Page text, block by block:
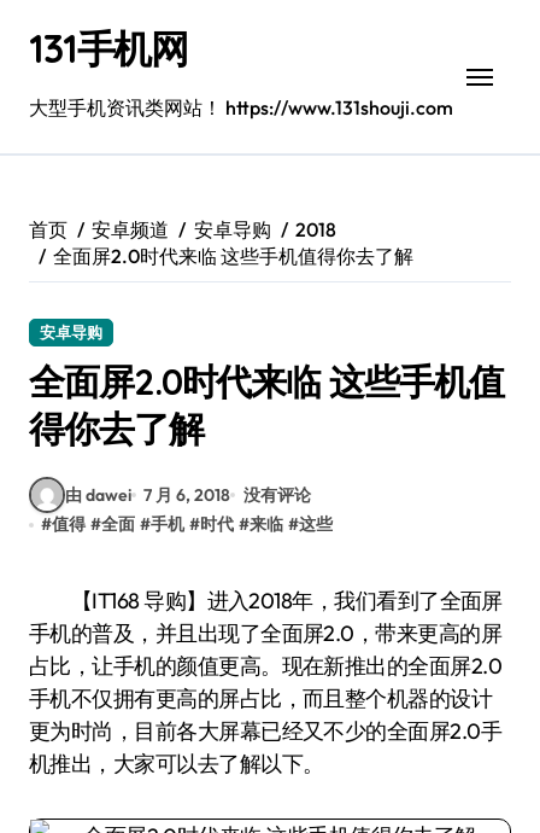
131手机网
大型手机资讯类网站！ https://www.131shouji.com
首页 安卓频道 安卓导购
2018
全面屏2.0时代来临 这些手机值得你去了解
安卓导购
全面屏2.0时代来临 这些手机值
得你去了解
由 dawei 7 月 6, 2018 没有评论
#值得 #全面 #手机 #时代 #来临 #这些
【IT168 导购】进入2018年，我们看到了全面屏
手机的普及，并且出现了全面屏2.0，带来更高的屏
占比，让手机的颜值更高。现在新推出的全面屏2.0
手机不仅拥有更高的屏占比，而且整个机器的设计
更为时尚，目前各大屏幕已经又不少的全面屏2.0手
机推出，大家可以去了解以下。